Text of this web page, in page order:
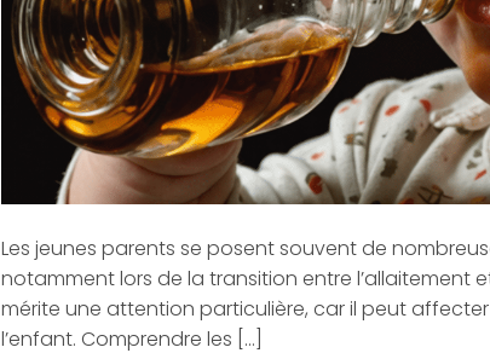
Les jeunes parents se posent souvent de
notamment lors de la transition entre l’allaitement
mérite une attention particulière, car il peut
l’enfant. Comprendre les […]